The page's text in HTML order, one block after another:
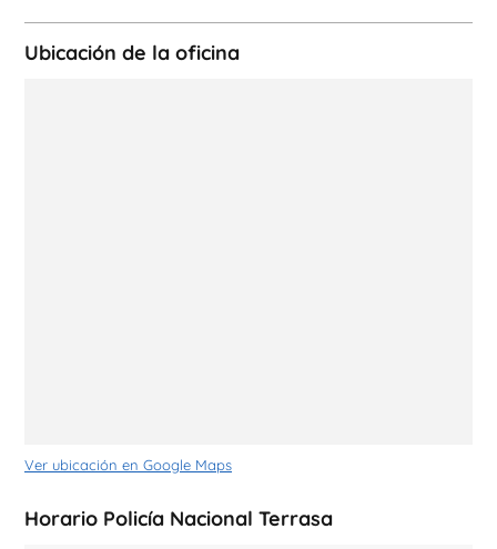
Ubicación de la oficina
Ver ubicación en Google Maps
Horario Policía Nacional Terrasa